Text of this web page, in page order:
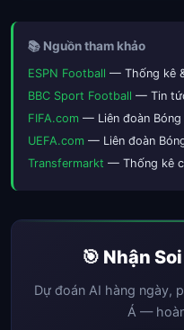
📚 Nguồn tham khảo
ESPN Football — Thống kê
BBC Sport Football — Tin
FIFA.com — Liên đoàn
UEFA.com — Liên đoàn
Transfermarkt — Thống kê
🎯 Nhận
Dự đoán AI hàng ngày,
Á —